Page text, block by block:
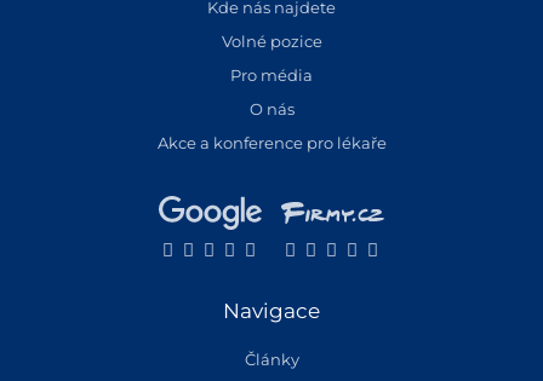
Kde nás najdete
Volné pozice
Pro média
O nás
Akce a konference pro lékaře
Navigace
Články